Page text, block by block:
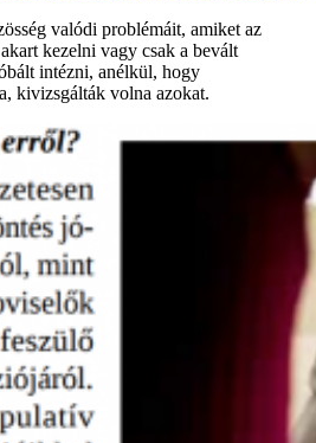
valódi problémáit, amiket az
kezelni vagy csak a bevált
intézni, anélkül, hogy
kivizsgálták volna azokat.